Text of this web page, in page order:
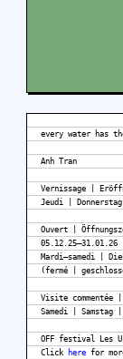
every water has
Anh Tran
Vernissage |
Jeudi |
Ouvert |
05.12.25–31.01.26
Mardi–samedi |
(fermé |
Visite commentée
Samedi | Samstag
OFF festival Les
Click here for